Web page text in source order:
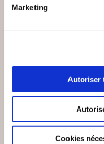
Marketing
Autoriser
Cookies